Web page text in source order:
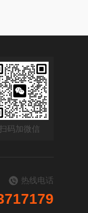
码加微信
热线电话